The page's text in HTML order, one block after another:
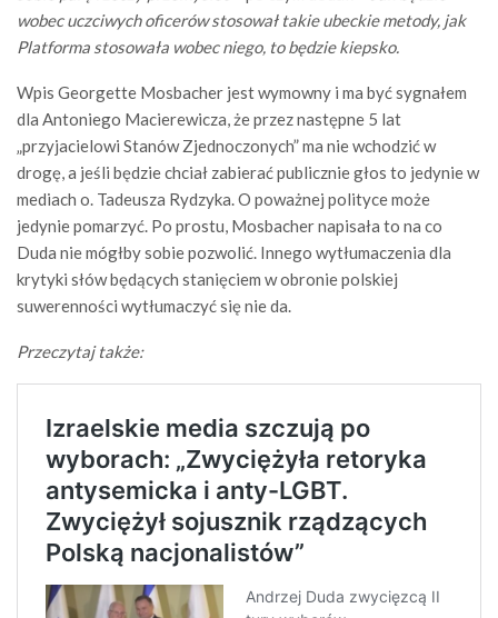
wobec uczciwych oficerów stosował takie ubeckie metody, jak
Platforma stosowała wobec niego, to będzie kiepsko.
Wpis Georgette Mosbacher jest wymowny i ma być sygnałem
dla Antoniego Macierewicza, że przez następne 5 lat
„przyjacielowi Stanów Zjednoczonych” ma nie wchodzić w
drogę, a jeśli będzie chciał zabierać publicznie głos to jedynie w
mediach o. Tadeusza Rydzyka. O poważnej polityce może
jedynie pomarzyć. Po prostu, Mosbacher napisała to na co
Duda nie mógłby sobie pozwolić. Innego wytłumaczenia dla
krytyki słów będących stanięciem w obronie polskiej
suwerenności wytłumaczyć się nie da.
Przeczytaj także: